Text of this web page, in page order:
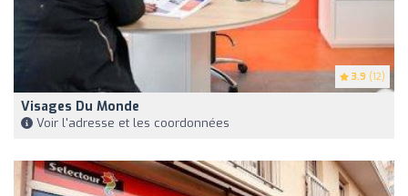
3.9 (12)
Visages Du Monde
Voir l'adresse et les coordonnées